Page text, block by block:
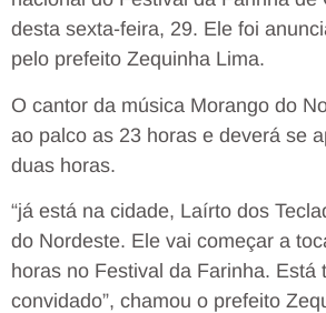
desta sexta-feira, 29. Ele foi
pelo prefeito Zequinha Lima.
O cantor da música Morango do
ao palco as 23 horas e deverá se
duas horas.
“já está na cidade, Laírto dos
do Nordeste. Ele vai começar a
horas no Festival da Farinha. Está
convidado”, chamou o prefeito